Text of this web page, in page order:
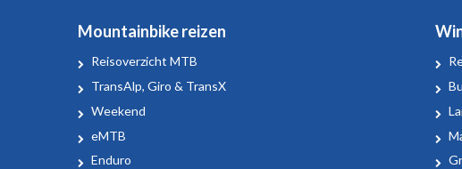
Mountainbike reizen
Reisoverzicht MTB
TransAlp, Giro & TransX
Weekend
eMTB
Enduro